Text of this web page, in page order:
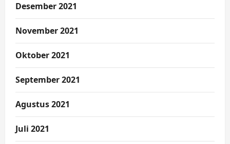
Desember 2021
November 2021
Oktober 2021
September 2021
Agustus 2021
Juli 2021